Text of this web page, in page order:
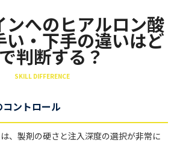
ンへのヒアルロン酸
い・下手の違いはど
判断する？
SKILL DIFFERENCE
ントロール
、製剤の硬さと注入深度の選択が非常に